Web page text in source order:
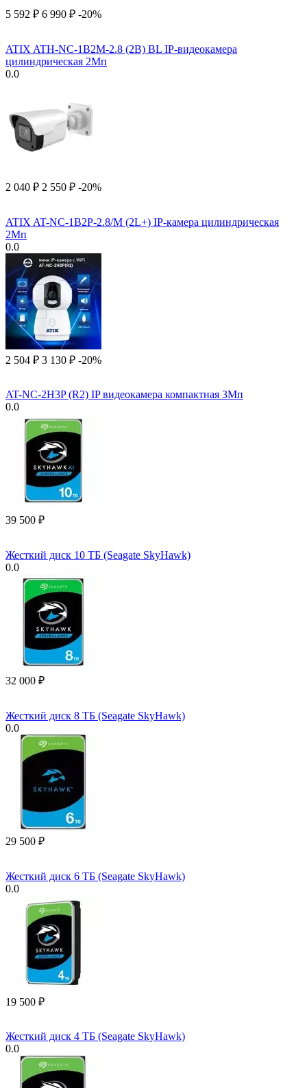
5 592 ₽ 6 990 ₽ -20%
ATIX ATH-NC-1B2M-2.8 (2B) BL IP-видеокамера
цилиндрическая 2Мп
0.0
2 040 ₽ 2 550 ₽ -20%
ATIX AT-NC-1B2P-2.8/M (2L+) IP-камера цилиндрическая
2Мп
0.0
2 504 ₽ 3 130 ₽ -20%
AT-NC-2H3P (R2) IP видеокамера компактная 3Мп
0.0
39 500 ₽
Жесткий диск 10 ТБ (Seagate SkyHawk)
0.0
32 000 ₽
Жесткий диск 8 ТБ (Seagate SkyHawk)
0.0
29 500 ₽
Жесткий диск 6 ТБ (Seagate SkyHawk)
0.0
19 500 ₽
Жесткий диск 4 ТБ (Seagate SkyHawk)
0.0